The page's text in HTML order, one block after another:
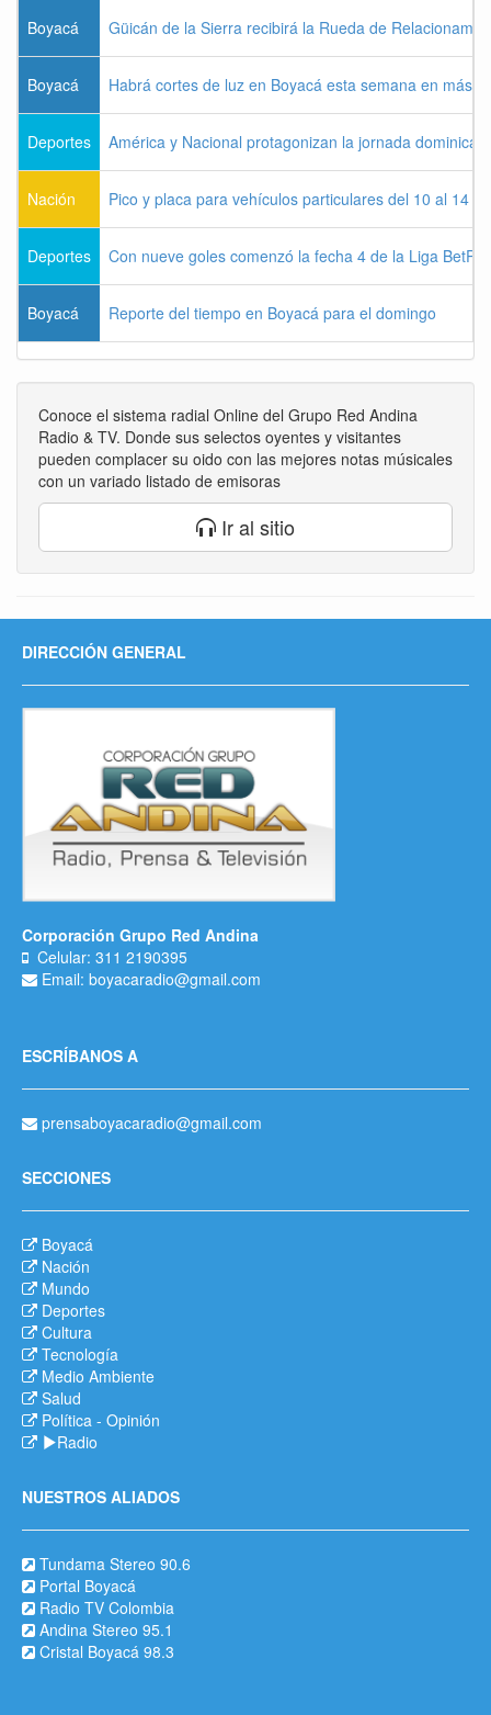
Boyacá Güicán de la Sierra recibirá la Rueda de
Boyacá Habrá cortes de luz en Boyacá esta semana en más
Deportes América y Nacional protagonizan la jornada dominical
Nación Pico y placa para vehículos particulares del 10 al 14
Deportes Con nueve goles comenzó la fecha 4 de la Liga
Boyacá Reporte del tiempo en Boyacá para el domingo
Conoce el sistema radial Online del Grupo Red Andina
Radio & TV. Donde sus selectos oyentes y visitantes
pueden complacer su oido con las mejores notas músicales
con un variado listado de emisoras
Ir al sitio
DIRECCIÓN GENERAL
Corporación Grupo Red Andina
Celular: 311 2190395
Email: boyacaradio@gmail.com
ESCRÍBANOS A
prensaboyacaradio@gmail.com
SECCIONES
Boyacá
Nación
Mundo
Deportes
Cultura
Tecnología
Medio Ambiente
Salud
Política - Opinión
Radio
NUESTROS ALIADOS
Tundama Stereo 90.6
Portal Boyacá
Radio TV Colombia
Andina Stereo 95.1
Cristal Boyacá 98.3